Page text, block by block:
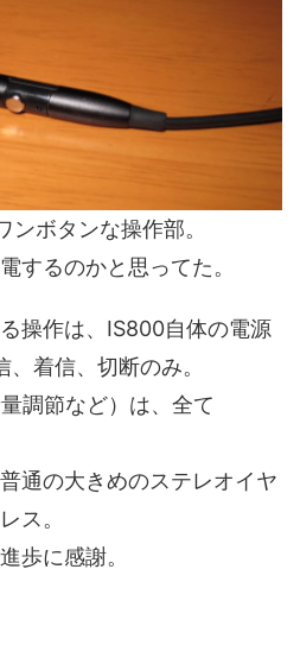
ボタンな操作部。
するのかと思ってた。
操作は、IS800自体の電源
着信、切断のみ。
調節など）は、全て
通の大きめのステレオイヤ
ス。
歩に感謝。